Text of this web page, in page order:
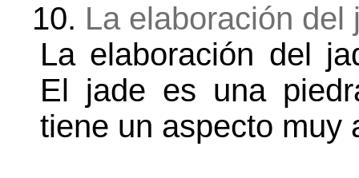
10. La elaboración del
La elaboración del
El jade es una
tiene un aspecto muy